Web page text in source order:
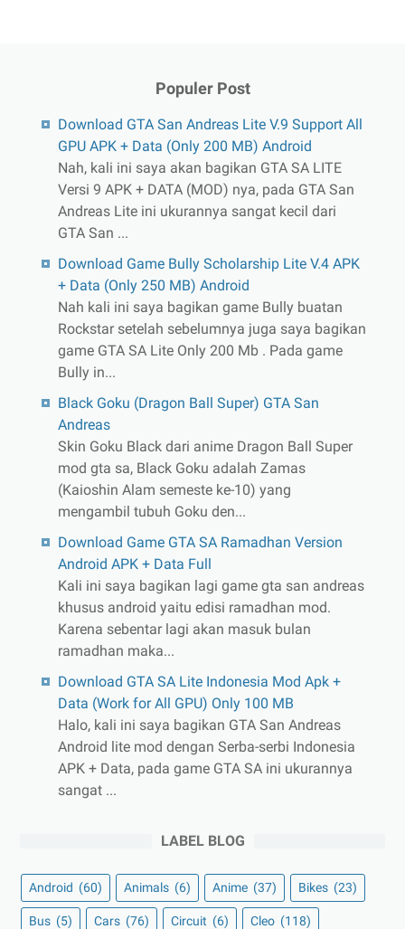
Populer Post
Download GTA San Andreas Lite V.9 Support All
GPU APK + Data (Only 200 MB) Android
Nah, kali ini saya akan bagikan GTA SA LITE
Versi 9 APK + DATA (MOD) nya, pada GTA San
Andreas Lite ini ukurannya sangat kecil dari
GTA San ...
Download Game Bully Scholarship Lite V.4 APK
+ Data (Only 250 MB) Android
Nah kali ini saya bagikan game Bully buatan
Rockstar setelah sebelumnya juga saya bagikan
game GTA SA Lite Only 200 Mb . Pada game
Bully in...
Black Goku (Dragon Ball Super) GTA San
Andreas
Skin Goku Black dari anime Dragon Ball Super
mod gta sa, Black Goku adalah Zamas
(Kaioshin Alam semeste ke-10) yang
mengambil tubuh Goku den...
Download Game GTA SA Ramadhan Version
Android APK + Data Full
Kali ini saya bagikan lagi game gta san andreas
khusus android yaitu edisi ramadhan mod.
Karena sebentar lagi akan masuk bulan
ramadhan maka...
Download GTA SA Lite Indonesia Mod Apk +
Data (Work for All GPU) Only 100 MB
Halo, kali ini saya bagikan GTA San Andreas
Android lite mod dengan Serba-serbi Indonesia
APK + Data, pada game GTA SA ini ukurannya
sangat ...
LABEL BLOG
Android (60) Animals (6) Anime (37) Bikes (23)
Bus (5) Cars (76) Circuit (6) Cleo (118)